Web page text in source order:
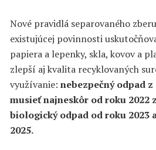
Nové pravidlá separovaného
existujúcej povinnosti
papiera a lepenky, skla, kovov a
zlepší aj kvalita recyklovaných
využívanie: nebezpečný odpad
musieť najneskôr od roku 2022
biologický odpad od roku 2023
2025.